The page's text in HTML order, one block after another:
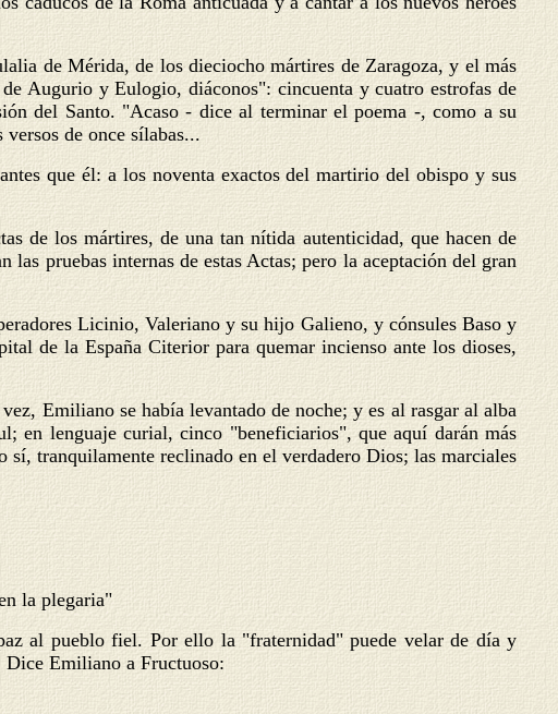
de Mérida, de los dieciocho mártires de Zaragoza, y el más
Augurio y Eulogio, diáconos": cincuenta y cuatro estrofas de
del Santo. "Acaso - dice al terminar el poema -, como a su
de once sílabas...
que él: a los noventa exactos del martirio del obispo y sus
de los mártires, de una tan nítida autenticidad, que hacen de
pruebas internas de estas Actas; pero la aceptación del gran
Licinio, Valeriano y su hijo Galieno, y cónsules Baso y
de la España Citerior para quemar incienso ante los dioses,
Emiliano se había levantado de noche; y es al rasgar al alba
en lenguaje curial, cinco "beneficiarios", que aquí darán más
tranquilamente reclinado en el verdadero Dios; las marciales
la plegaria"
al pueblo fiel. Por ello la "fraternidad" puede velar de día y
Dice Emiliano a Fructuoso: